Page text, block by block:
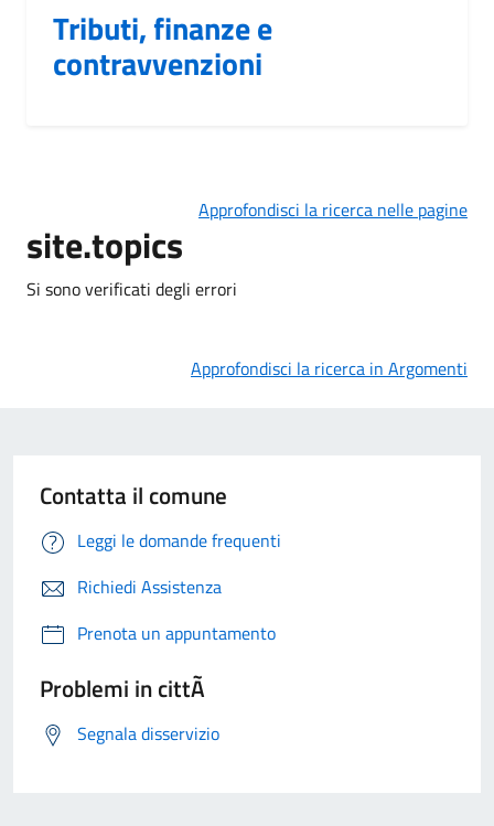
Tributi, finanze e
contravvenzioni
Approfondisci la ricerca nelle pagine
site.topics
Si sono verificati degli errori
Approfondisci la ricerca in Argomenti
Contatta il comune
Leggi le domande frequenti
Richiedi Assistenza
Prenota un appuntamento
Problemi in cittÃ
Segnala disservizio